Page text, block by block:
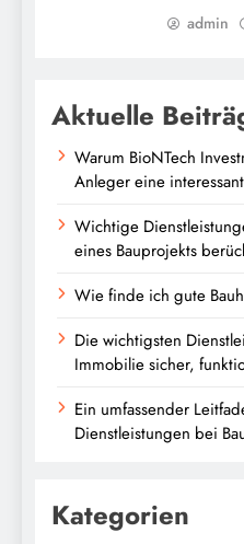
admin
Aktuelle
Warum BioNTech
Anleger eine
Wichtige
eines Bauprojekts
Wie finde ich gute
Die wichtigsten
Immobilie sicher,
Ein umfassender
Dienstleistungen bei
Kategorien